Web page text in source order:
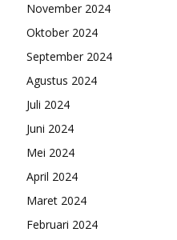
November 2024
Oktober 2024
September 2024
Agustus 2024
Juli 2024
Juni 2024
Mei 2024
April 2024
Maret 2024
Februari 2024